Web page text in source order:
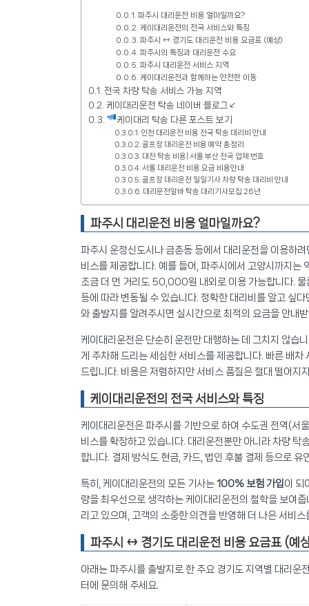
파주시 대리운전 비용 얼마일까요?
케이대리운전의 전국 서비스와 특징
파주시 ↔ 경기도 대리운전 비용 요금표 (예상)
파주시의 특징과 대리운전 수요
파주시 대리운전 서비스 지역
케이대리운전과 함께하는 안전한 이동
전국 차량 탁송 서비스 가능 지역
케이대리운전 탁송 네이버 블로그↙
케이대리 탁송 다른 포스트 보기
인천 대리운전 비용 전국 탁송 대리비 안내
골프장 대리운전 비용 예약 총정리
대전 탁송 비용| 서울 부산 전국 업체 번호
서울 대리운전 비용 요금 비용안내
골프장 대리운전 일일기사 차량 탁송 대리비 안내
대리운전알바 탁송 대리기사모집 26년
파주시 대리운전 비용 얼마일까요?
파주시 운정신도시나 금촌동 등에서 대리운전을 이용하
비스를 제공합니다. 예를 들어, 파주시에서 고양시까지
조금 더 먼 거리도 50,000원 내외로 이용 가능합니다. 물
등에 따라 변동될 수 있습니다. 정확한 대리비를 알고 싶
와 출발지를 알려주시면 실시간으로 최적의 요금을 안내
케이대리운전은 단순히 운전만 대행하는 데 그치지 않습
게 주차해 드리는 세심한 서비스를 제공합니다. 빠른 배
드립니다. 비용은 저렴하지만 서비스 품질은 절대 떨어지
케이대리운전의 전국 서비스와 특징
케이대리운전은 파주시를 기반으로 하여 수도권 전역(서
비스를 확장하고 있습니다. 대리운전뿐만 아니라 차량 탁
합니다. 결제 방식도 현금, 카드, 법인 후불 결제 등으로
특히, 케이대리운전의 모든 기사는100% 보험 가입 이 되
량을 최우선으로 생각하는 케이대리운전의 철학을 보여
리고 있으며, 고객의 소중한 의견을 반영해 더 나은 서비
파주시 ↔ 경기도 대리운전 비용 요금표 (예
아래는 파주시를 출발지로 한 주요 경기도 지역별 대리운
터에 문의해 주세요.